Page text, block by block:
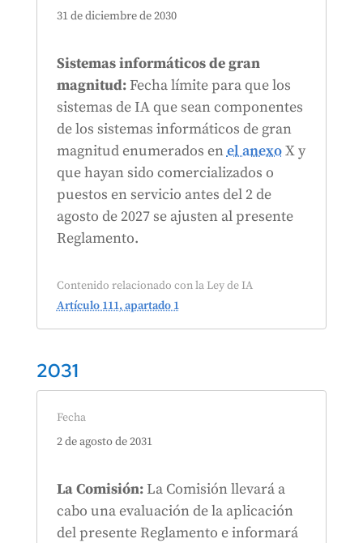
31 de diciembre de 2030
Sistemas informáticos de gran
magnitud:Fecha límite para que los
sistemas de IA que sean componentes
de los sistemas informáticos de gran
magnitud enumerados enel anexoX y
que hayan sido comercializados o
puestos en servicio antes del 2 de
agosto de 2027 se ajusten al presente
Reglamento.
Contenido relacionado con la Ley de IA
Artículo 111, apartado 1
2031
Fecha
2 de agosto de 2031
La Comisión:La Comisión llevará a
cabo una evaluación de la aplicación
del presente Reglamento e informará